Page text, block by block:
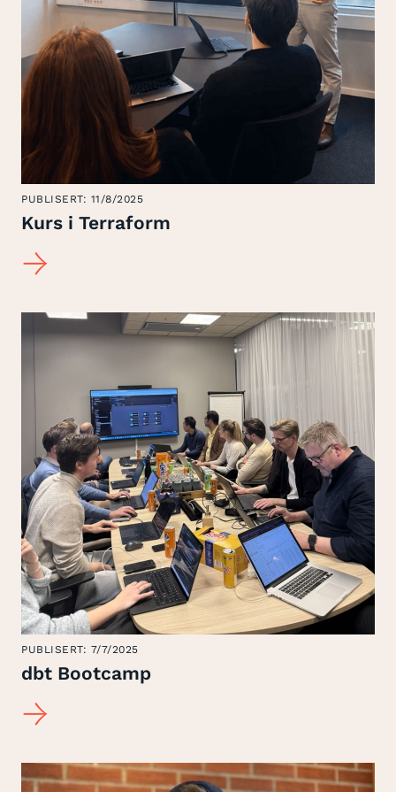
PUBLISERT: 11/8/2025
Kurs i Terraform
PUBLISERT: 7/7/2025
dbt Bootcamp